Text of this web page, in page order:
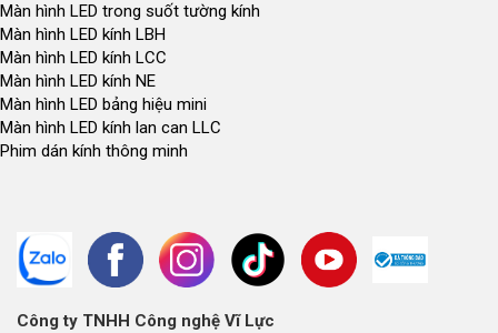
Màn hình LED trong suốt tường kính
Màn hình LED kính LBH
Màn hình LED kính LCC
Màn hình LED kính NE
Màn hình LED bảng hiệu mini
Màn hình LED kính lan can LLC
Phim dán kính thông minh
Công ty TNHH Công nghệ Vĩ Lực